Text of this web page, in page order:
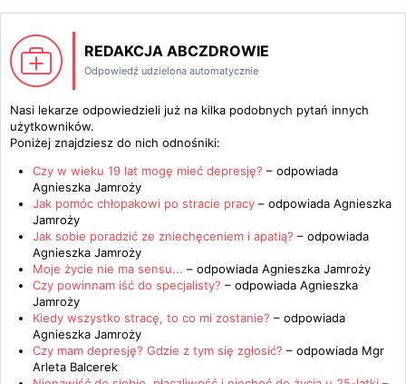
REDAKCJA ABCZDROWIE
Odpowiedź udzielona automatycznie
Nasi lekarze odpowiedzieli już na kilka podobnych pytań innych
użytkowników.
Poniżej znajdziesz do nich odnośniki:
Czy w wieku 19 lat mogę mieć depresję? – odpowiada
Agnieszka Jamroży
Jak pomóc chłopakowi po stracie pracy – odpowiada Agnieszka
Jamroży
Jak sobie poradzić ze zniechęceniem i apatią? – odpowiada
Agnieszka Jamroży
Moje życie nie ma sensu... – odpowiada Agnieszka Jamroży
Czy powinnam iść do specjalisty? – odpowiada Agnieszka
Jamroży
Kiedy wszystko stracę, to co mi zostanie? – odpowiada
Agnieszka Jamroży
Czy mam depresję? Gdzie z tym się zgłosić? – odpowiada Mgr
Arleta Balcerek